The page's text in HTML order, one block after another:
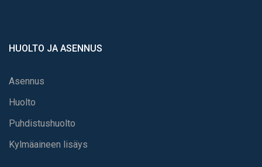
HUOLTO JA ASENNUS
Asennus
Huolto
Puhdistushuolto
Kylmäaineen lisäys